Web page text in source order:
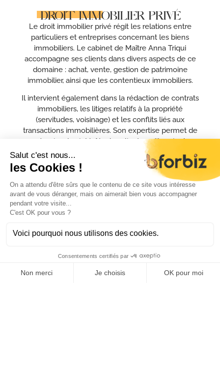
DROIT IMMOBILIER PRIVÉ
Le droit immobilier privé régit les relations entre
particuliers et entreprises concernant les biens
immobiliers. Le cabinet de Maître Anna Triqui
accompagne ses clients dans divers aspects de ce
domaine : achat, vente, gestion de patrimoine
immobilier, ainsi que les contentieux immobiliers.
Il intervient également dans la rédaction de contrats
immobiliers, les litiges relatifs à la propriété
(servitudes, voisinage) et les conflits liés aux
transactions immobilières. Son expertise permet de
sécuriser les intérêts des clients, qu’ils soient
propriétaires, investisseurs ou promoteurs, en
s’assurant du respect des règles juridiques applicables
aux biens immobiliers.